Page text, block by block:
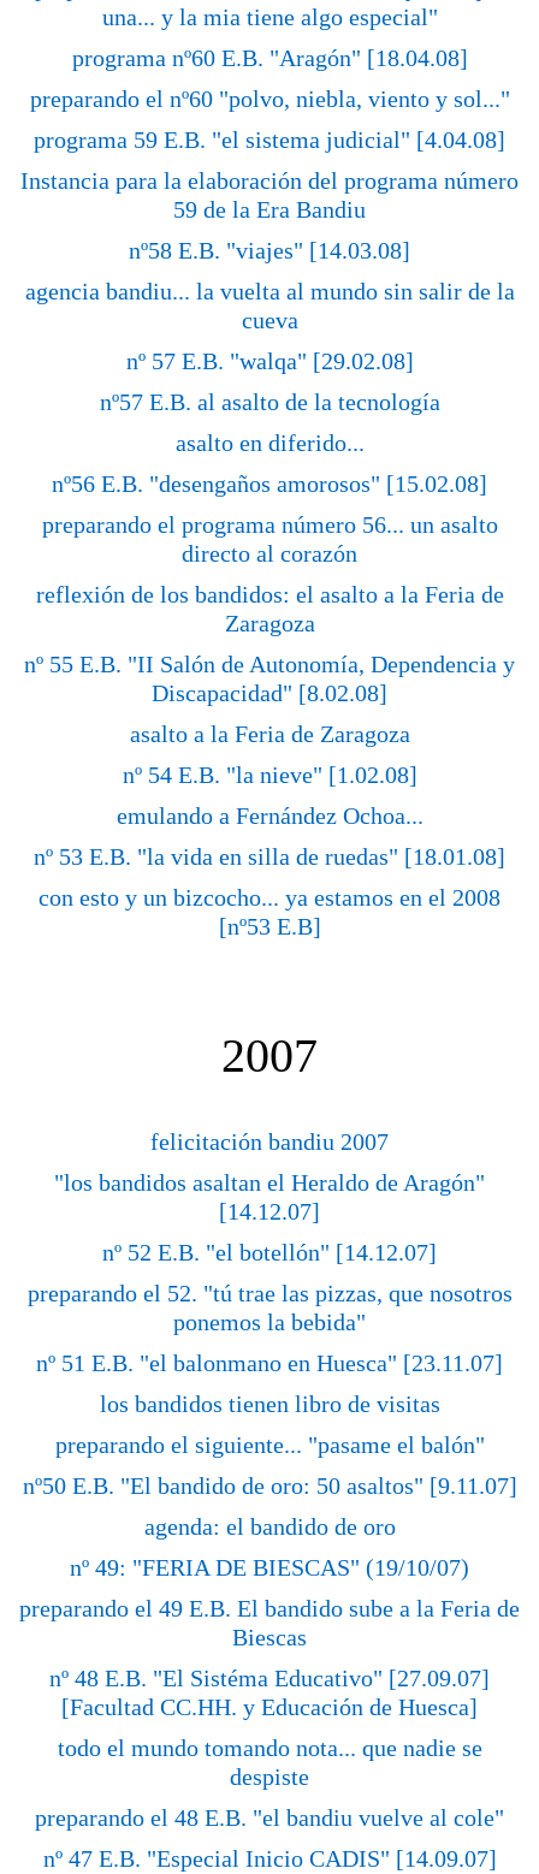
una... y la mia tiene algo especial"
programa nº60 E.B. "Aragón" [18.04.08]
preparando el nº60 "polvo, niebla, viento y sol..."
programa 59 E.B. "el sistema judicial" [4.04.08]
Instancia para la elaboración del programa número
59 de la Era Bandiu
nº58 E.B. "viajes" [14.03.08]
agencia bandiu... la vuelta al mundo sin salir de la
cueva
nº 57 E.B. "walqa" [29.02.08]
nº57 E.B. al asalto de la tecnología
asalto en diferido...
nº56 E.B. "desengaños amorosos" [15.02.08]
preparando el programa número 56... un asalto
directo al corazón
reflexión de los bandidos: el asalto a la Feria de
Zaragoza
nº 55 E.B. "II Salón de Autonomía, Dependencia y
Discapacidad" [8.02.08]
asalto a la Feria de Zaragoza
nº 54 E.B. "la nieve" [1.02.08]
emulando a Fernández Ochoa...
nº 53 E.B. "la vida en silla de ruedas" [18.01.08]
con esto y un bizcocho... ya estamos en el 2008
[nº53 E.B]
2007
felicitación bandiu 2007
"los bandidos asaltan el Heraldo de Aragón"
[14.12.07]
nº 52 E.B. "el botellón" [14.12.07]
preparando el 52. "tú trae las pizzas, que nosotros
ponemos la bebida"
nº 51 E.B. "el balonmano en Huesca" [23.11.07]
los bandidos tienen libro de visitas
preparando el siguiente... "pasame el balón"
nº50 E.B. "El bandido de oro: 50 asaltos" [9.11.07]
agenda: el bandido de oro
nº 49: "FERIA DE BIESCAS" (19/10/07)
preparando el 49 E.B. El bandido sube a la Feria de
Biescas
nº 48 E.B. "El Sistéma Educativo" [27.09.07]
[Facultad CC.HH. y Educación de Huesca]
todo el mundo tomando nota... que nadie se
despiste
preparando el 48 E.B. "el bandiu vuelve al cole"
nº 47 E.B. "Especial Inicio CADIS" [14.09.07]